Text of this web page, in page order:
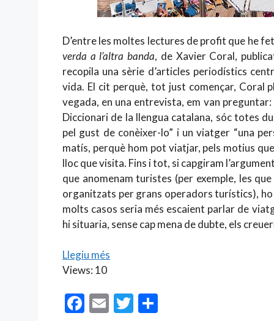
D’entre les moltes lectures de profit que he
verda a l’altra banda, de Xavier Coral,
recopila una sèrie d’articles periodístics
vida. El cit perquè, tot just començar, Coral
vegada, en una entrevista, em van
Diccionari de la llengua catalana, sóc totes
pel gust de conèixer-lo” i un viatger “una
matís, perquè hom pot viatjar, pels motius
lloc que visita. Fins i tot, si capgiram
que anomenam turistes (per exemple, les
organitzats per grans operadors turístics), ho
molts casos seria més escaient parlar de
hi situaria, sense cap mena de dubte, els
Llegiu més
Views: 10
F
E
T